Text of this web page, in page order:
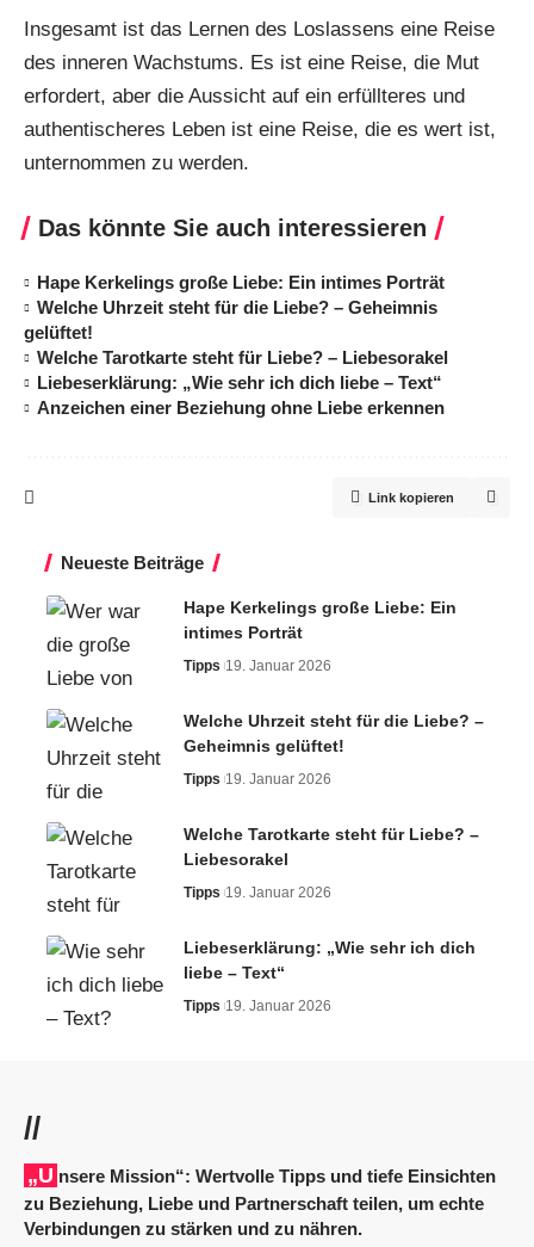
Insgesamt ist das Lernen des Loslassens eine Reise
des inneren Wachstums. Es ist eine Reise, die Mut
erfordert, aber die Aussicht auf ein erfüllteres und
authentischeres Leben ist eine Reise, die es wert ist,
unternommen zu werden.
Das könnte Sie auch interessieren
Hape Kerkelings große Liebe: Ein intimes Porträt
Welche Uhrzeit steht für die Liebe? – Geheimnis
gelüftet!
Welche Tarotkarte steht für Liebe? – Liebesorakel
Liebeserklärung: „Wie sehr ich dich liebe – Text“
Anzeichen einer Beziehung ohne Liebe erkennen
Link kopieren
Neueste Beiträge
Hape Kerkelings große Liebe: Ein
intimes Porträt
Tipps 19. Januar 2026
Welche Uhrzeit steht für die Liebe? –
Geheimnis gelüftet!
Tipps 19. Januar 2026
Welche Tarotkarte steht für Liebe? –
Liebesorakel
Tipps 19. Januar 2026
Liebeserklärung: „Wie sehr ich dich
liebe – Text“
Tipps 19. Januar 2026
//
„Unsere Mission“: Wertvolle Tipps und tiefe Einsichten
zu Beziehung, Liebe und Partnerschaft teilen, um echte
Verbindungen zu stärken und zu nähren.